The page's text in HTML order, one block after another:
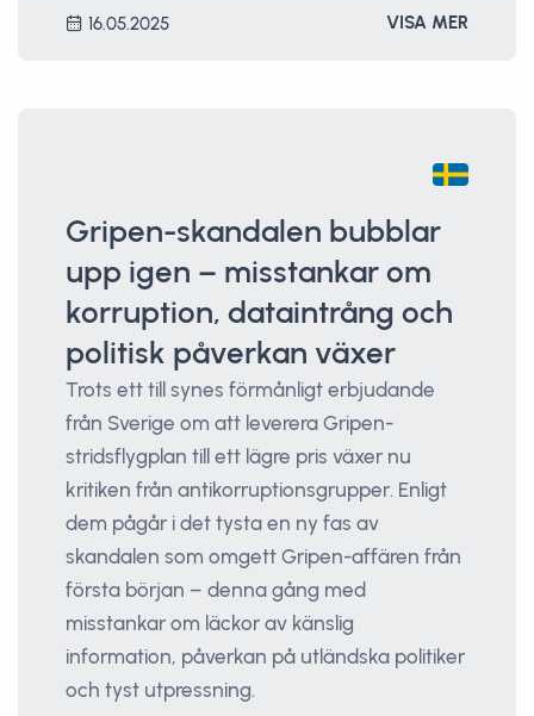
16.05.2025 VISA MER
Gripen-skandalen bubblar
upp igen – misstankar om
korruption, dataintrång och
politisk påverkan växer
Trots ett till synes förmånligt erbjudande
från Sverige om att leverera Gripen-
stridsflygplan till ett lägre pris växer nu
kritiken från antikorruptionsgrupper. Enligt
dem pågår i det tysta en ny fas av
skandalen som omgett Gripen-affären från
första början – denna gång med
misstankar om läckor av känslig
information, påverkan på utländska politiker
och tyst utpressning.